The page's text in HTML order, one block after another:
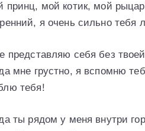
принц, мой котик, мой
я очень сильно
представляю себя без
мне грустно, я вспомню
тебя!
ты рядом у меня внутри